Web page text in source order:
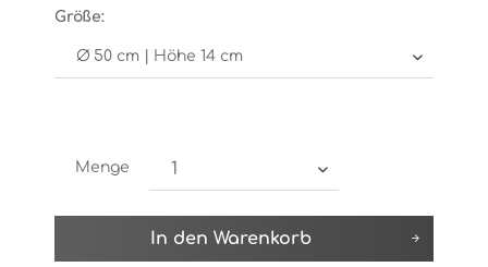
Größe:
Menge
In den Warenkorb